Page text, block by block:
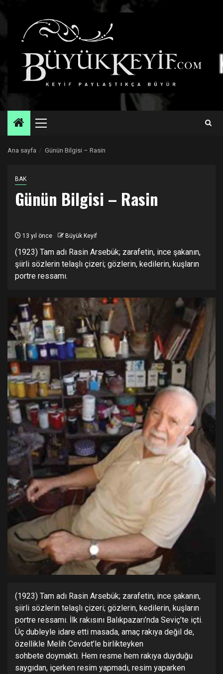
Primary
Ana sayfa Günün Bilgisi – Rasin
BAK
Günün Bilgisi – Rasin
13 yıl önce Büyük Keyif
(1923) Tam adı Rasin Arsebük; zarafetin, ince şakanın,
şiirli sözlerin telaşlı çizeri; gözlerin, kedilerin, kuşların
portre ressamı.
(1923) Tam adı Rasin Arsebük; zarafetin, ince şakanın,
şiirli sözlerin telaşlı çizeri; gözlerin, kedilerin, kuşların
portre ressamı. İlk rakısını Balıkpazarı’nda Seviç’te içti.
Üç dubleyle idare etti masada, amaç rakıya değil de,
özellikle Melih Cevdet’le birlikteyken
sohbete doymaktı. Hem resme hem rakıya duyduğu
saygıdan, içerken resim yapmadı, resim yaparken